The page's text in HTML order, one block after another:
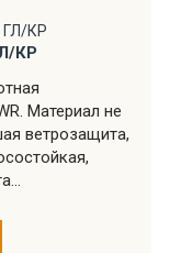
КР
Материал не
ветрозащита,